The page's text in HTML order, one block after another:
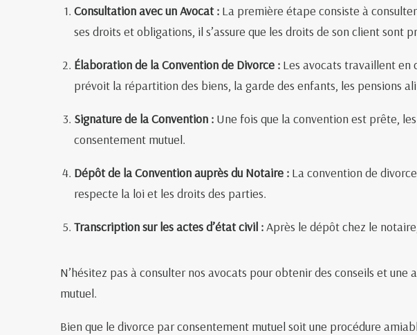
Consultation avec un Avocat : La première étape consiste à
ses droits et obligations, il s’assure que les droits de son client sont
Élaboration de la Convention de Divorce : Les avocats travaillent en
prévoit la répartition des biens, la garde des enfants, les pensions
Signature de la Convention : Une fois que la convention est prête,
consentement mutuel.
Dépôt de la Convention auprès du Notaire : La convention de
respecte la loi et les droits des parties.
Transcription sur les actes d’état civil :Après le dépôt chez le
N’hésitez pas à consulter nos avocats pour obtenir des conseils et
mutuel.
Bien que le divorce par consentement mutuel soit une procédure